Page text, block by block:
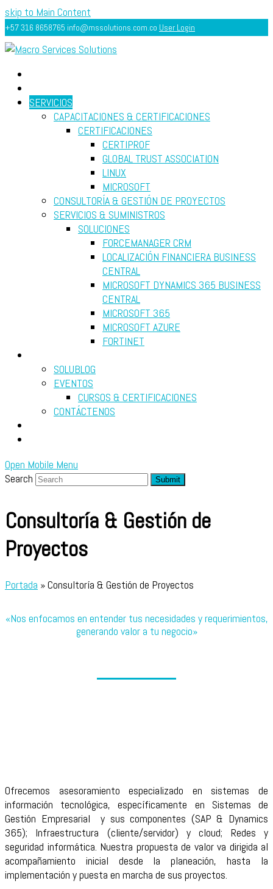
skip to Main Content
+57 316 8658765 info@mssolutions.com.co User Login
SERVICIOS
CAPACITACIONES & CERTIFICACIONES
CERTIFICACIONES
CERTIPROF
GLOBAL TRUST ASSOCIATION
LINUX
MICROSOFT
CONSULTORÍA & GESTIÓN DE PROYECTOS
SERVICIOS & SUMINISTROS
SOLUCIONES
FORCEMANAGER CRM
LOCALIZACIÓN FINANCIERA BUSINESS
CENTRAL
MICROSOFT DYNAMICS 365 BUSINESS
CENTRAL
MICROSOFT 365
MICROSOFT AZURE
FORTINET
SOLUBLOG
EVENTOS
CURSOS & CERTIFICACIONES
CONTÁCTENOS
Open Mobile Menu
Search
Submit
Consultoría & Gestión de
Proyectos
Portada »Consultoría & Gestión de Proyectos
«Nos enfocamos en entender tus necesidades y requerimientos,
generando valor a tu negocio»
Ofrecemos asesoramiento especializado en sistemas de
información tecnológica, específicamente en Sistemas de
Gestión Empresarial y sus componentes (SAP & Dynamics
365); Infraestructura (cliente/servidor) y cloud; Redes y
seguridad informática. Nuestra propuesta de valor va dirigida al
acompañamiento inicial desde la planeación, hasta la
implementación y puesta en marcha de sus proyectos.